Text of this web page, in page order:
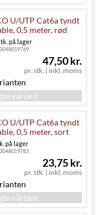
U/UTP Cat6a tyndt
0,5 meter, rød
på lager
pr. stk. | inkl. moms
47,50 kr.
variant
U/UTP Cat6a tyndt
0,5 meter, sort
på lager
pr. stk. | inkl. moms
23,75 kr.
variant